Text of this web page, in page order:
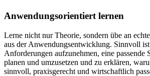
Anwendungsorientiert lernen
Lerne nicht nur Theorie, sondern übe an
aus der Anwendungsentwicklung. Sinnvoll
Anforderungen aufzunehmen, eine passende
planen und umzusetzen und zu erklären,
sinnvoll, praxisgerecht und wirtschaftlich